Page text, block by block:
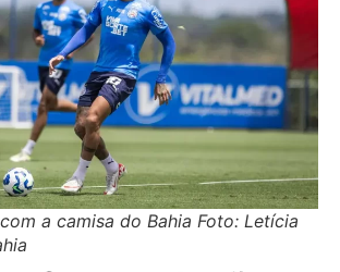
a camisa do Bahia Foto: Letícia